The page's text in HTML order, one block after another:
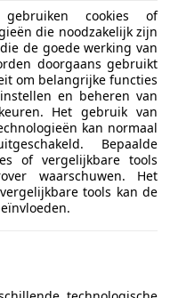
Octavia SW 1.6 CR TDi
cookies of
die noodzakelijk zijn
de goede werking van
doorgaans gebruikt
om belangrijke functies
en beheren van
Het gebruik van
kan normaal
Bepaalde
of vergelijkbare tools
waarschuwen. Het
tools kan de